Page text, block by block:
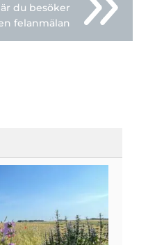
du besöker
felanmälan